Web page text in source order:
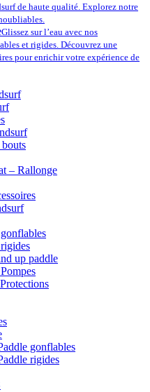
de haute qualité. Explorez notre
Glissez sur l’eau avec nos
et rigides. Découvrez une
pour enrichir votre expérience de
– Rallonge
up paddle
gonflables
rigides